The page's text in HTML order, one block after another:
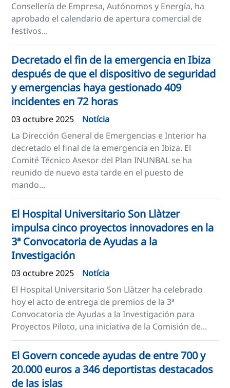
Consellería de Empresa, Autónomos y Energía, ha
aprobado el calendario de apertura comercial de
festivos...
Decretado el fin de la emergencia en Ibiza
después de que el dispositivo de seguridad
y emergencias haya gestionado 409
incidentes en 72 horas
03 octubre 2025
Notícia
La Dirección General de Emergencias e Interior ha
decretado el final de la emergencia en Ibiza. El
Comité Técnico Asesor del Plan INUNBAL se ha
reunido de nuevo esta tarde en el puesto de
mando...
El Hospital Universitario Son Llàtzer
impulsa cinco proyectos innovadores en la
3ª Convocatoria de Ayudas a la
Investigación
03 octubre 2025
Notícia
El Hospital Universitario Son Llàtzer ha celebrado
hoy el acto de entrega de premios de la 3ª
Convocatoria de Ayudas a la Investigación para
Proyectos Piloto, una iniciativa de la Comisión de...
El Govern concede ayudas de entre 700 y
20.000 euros a 346 deportistas destacados
de las islas